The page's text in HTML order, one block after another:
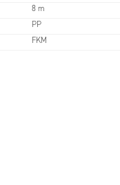
8 m
PP
FKM